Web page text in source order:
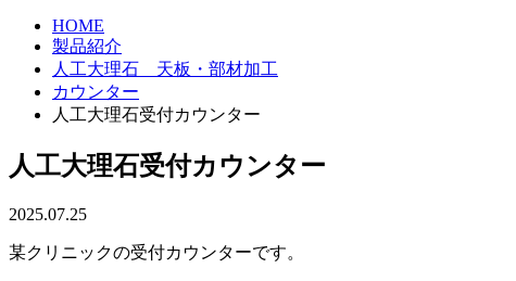
HOME
製品紹介
人工大理石 天板・部材加工
カウンター
人工大理石受付カウンター
人工大理石受付カウンター
2025.07.25
某クリニックの受付カウンターです。